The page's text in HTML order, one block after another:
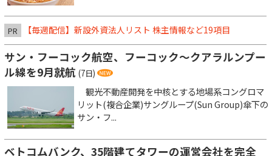
PR 【毎週配信】新設外資法人リスト 株主情報など19項目
サン・フーコック航空、フーコック～クアラルンプー
ル線を9月就航 (7日)
観光不動産開発を中核とする地場系コングロマ
リット(複合企業)サングループ(Sun Group)傘下の
サン・フ...
ベトコムバンク、35階建てタワーの運営会社を完全